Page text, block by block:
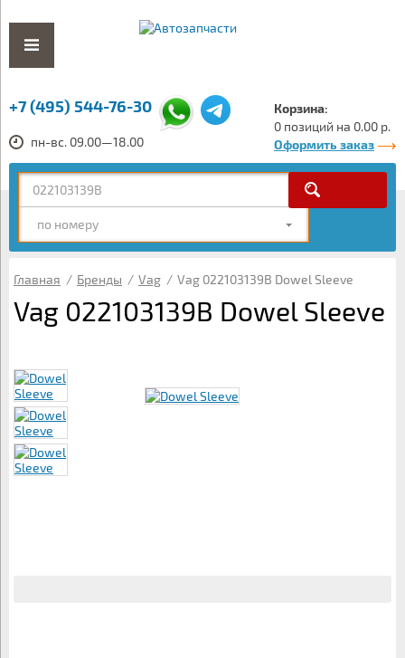
+7 (495) 544-76-30
пн-вс. 09.00—18.00
Корзина:
0 позиций на 0.00 р.
Оформить заказ
по номеру
Главная / Бренды / Vag / Vag 022103139B Dowel Sleeve
Vag 022103139B Dowel Sleeve